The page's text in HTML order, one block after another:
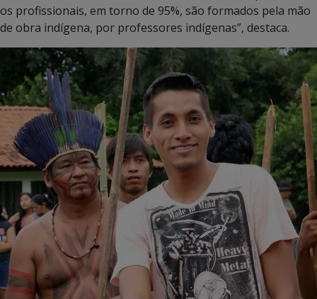
os profissionais, em torno de 95%, são formados pela mão
de obra indígena, por professores indígenas”, destaca.